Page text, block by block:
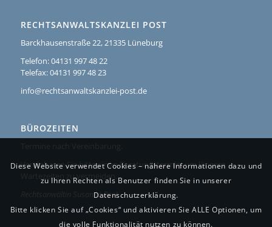
RECHTSANWALTSKANZLEI POST
Barckhausenstraße 22, 21335 Lüneburg
Telefon: 04131 997 48 22
Telefax: 04131 997 48 23
info@rechtsanwaltskanzlei-post.de
BÜROZEITEN
Vereinbaren Sie bitte einen Beratungstermin, um längere
Wartezeiten zu vermeiden.
Rechtsanwältin Susanne Post
Diese Website verwendet Cookies – nähere Informationen dazu und
zu Ihren Rechten als Benutzer finden Sie in unserer
Datenschutzerklärung.
Bitte klicken Sie auf „Cookies“ und aktivieren Sie ALLE Optionen, um
die volle Funktionalität nutzen zu können.